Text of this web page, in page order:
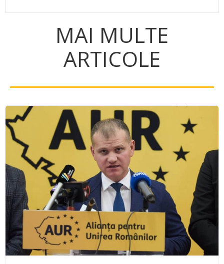
MAI MULTE
ARTICOLE